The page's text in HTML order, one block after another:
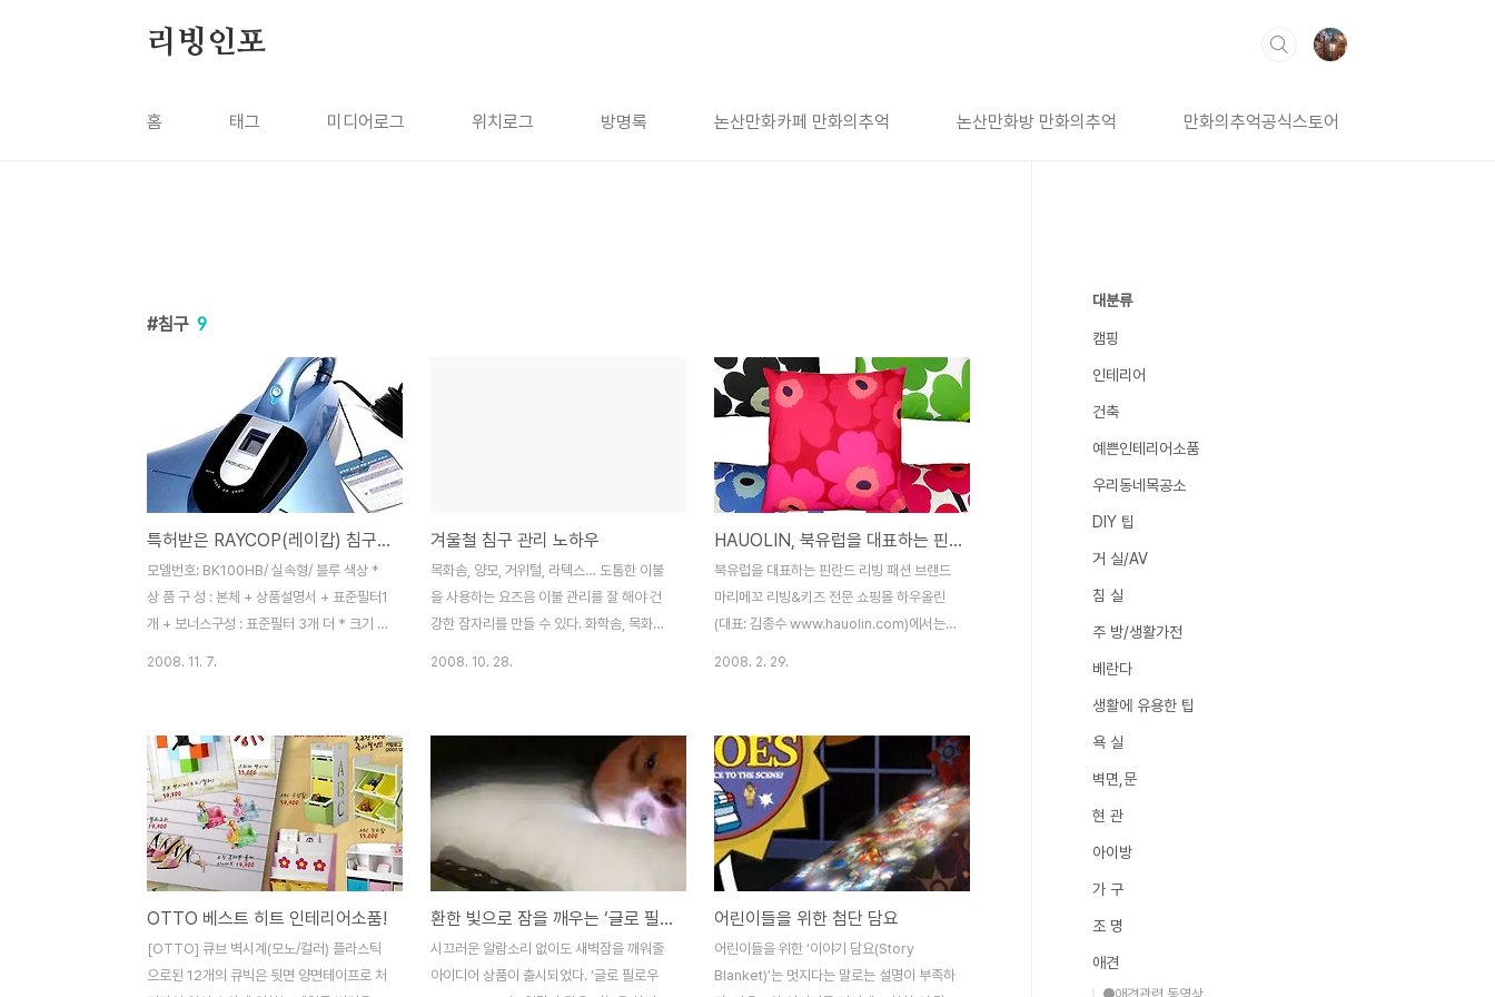
리빙인포
홈 태그 미디어로그 위치로그 방명록 논산만화카페 만화의추억 논산만화방 만화의추억 만화의추억공식스토어
침구 9
특허받은 RAYCOP(레이캅) 침구전용 살균청소기
모델번호: BK100HB/ 실속형/ 블루 색상 *
상 품 구 성 : 본체 + 상품설명서 + 표준필터1
개 + 보너스구성 : 표준필터 3개 더 * 크기 :
형: 자외선살균 + 팡팡살균기능(동시에 두드
리고, 살균하고, 진공청소- 이불,침대 등 청소
시) * 고급형: 자외선살균 + 팡팡살균 + 클린
살균기능(두드리지않고 살균 진공청소- 마루
등 청소시) ㈜부강샘스가 사업다각화의 일환
으로 선보인 레이캅은 침대ㆍ침구류 전용 청
소기로,이불을 털고 햇빛에 말려 살균하는 원
리를 그대로 적용했다. 침구류나 소파 등에
서식하는 미..
2008. 11. 7.
겨울철 침구 관리 노하우
목화솜, 양모, 거위털, 라텍스… 도톰한 이불
을 사용하는 요즈음 이불 관리를 잘 해야 건
강한 잠자리를 만들 수 있다. 화학솜, 목화솜,
주 제거해주는 것이 중요하다. 그래야 곰팡이
와 집먼지 진드기의 번식을 막아 위생적인 잠
자리를 만들 수 있다. 목화솜 7~8년마다 솜
을 틀어주면 30년 이상 사용할 수 있다. 솜이
누렇게 변하고 이불이 무겁게 느껴지거나 퀴
퀴한 냄새가 난다면 솜을 틀어줘야 한다. 일
광소독을 해도, 숨이 살아나지 않을 때도 솜
틀집에 맡긴다. 세탁법 자주 일광소독하는 것
이 관리방법이다. 흡습성이 뛰어나고 특유의
2008. 10. 28.
HAUOLIN, 북유럽을 대표하는 핀란드 리빙 패션 브랜드 Marimekko '마리메꼬' 입점
북유럽을 대표하는 핀란드 리빙 패션 브랜드
마리메꼬 리빙&키즈 전문 쇼핑몰 하우올린
(대표: 김종수 www.hauolin.com)에서는
디자이너 마야 이솔라가 디자인한 커다란 사
이즈의 패턴과 강렬한 이미지로 널리 알려져
있으며, 현재 전세계 1200여개의 오프라인
매장이 오픈될 정도로 많은 사랑을 받고 있
다. 특히, 대담하면서도 실용적인 디자인이
고객의 마음을 사로잡은 것. 하우올린 관계자
는 대담하면서도 실용적인 디자인은 패션과
인테리어 전반을 아우르며, 가구와 주방 제
품, 키즈 용품 등 다양한 제품들을 통해 만날
2008. 2. 29.
OTTO 베스트 히트 인테리어소품!
[OTTO] 큐브 벽시계(모노/컬러) 플라스틱
으로된 12개의 큐빅은 뒷면 양면테이프로 처
환한 빛으로 잠을 깨우는 ‘글로 필로우’ 출시.
시끄러운 알람소리 없이도 새벽잠을 깨워줄
아이디어 상품이 출시되었다. ‘글로 필로우
어린이들을 위한 첨단 담요
어린이들을 위한 ‘이야기 담요(Story
Blanket)’는 멋지다는 말로는 설명이 부족하
대분류
캠핑
인테리어
건축
예쁜인테리어소품
우리동네목공소
DIY 팁
거 실/AV
침 실
주 방/생활가전
베란다
생활에 유용한 팁
욕 실
벽면,문
현 관
아이방
가 구
조 명
애견